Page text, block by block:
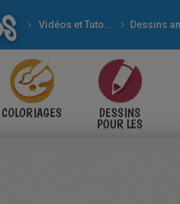
Vidéos et Tutoriels Dessins
COLORIAGES DESSINS
POUR LES